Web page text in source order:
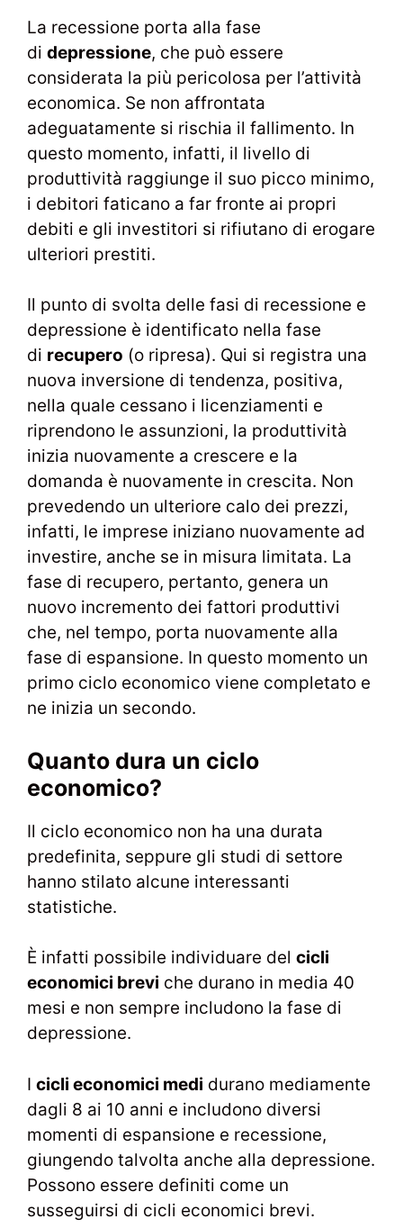
La recessione porta alla fase
di depressione, che può essere
considerata la più pericolosa per l’attività
economica. Se non affrontata
adeguatamente si rischia il fallimento. In
questo momento, infatti, il livello di
produttività raggiunge il suo picco minimo,
i debitori faticano a far fronte ai propri
debiti e gli investitori si rifiutano di erogare
ulteriori prestiti.
Il punto di svolta delle fasi di recessione e
depressione è identificato nella fase
di recupero (o ripresa). Qui si registra una
nuova inversione di tendenza, positiva,
nella quale cessano i licenziamenti e
riprendono le assunzioni, la produttività
inizia nuovamente a crescere e la
domanda è nuovamente in crescita. Non
prevedendo un ulteriore calo dei prezzi,
infatti, le imprese iniziano nuovamente ad
investire, anche se in misura limitata. La
fase di recupero, pertanto, genera un
nuovo incremento dei fattori produttivi
che, nel tempo, porta nuovamente alla
fase di espansione. In questo momento un
primo ciclo economico viene completato e
ne inizia un secondo.
Quanto dura un ciclo
economico?
Il ciclo economico non ha una durata
predefinita, seppure gli studi di settore
hanno stilato alcune interessanti
statistiche.
È infatti possibile individuare del cicli
economici brevi che durano in media 40
mesi e non sempre includono la fase di
depressione.
I cicli economici medi durano mediamente
dagli 8 ai 10 anni e includono diversi
momenti di espansione e recessione,
giungendo talvolta anche alla depressione.
Possono essere definiti come un
susseguirsi di cicli economici brevi.